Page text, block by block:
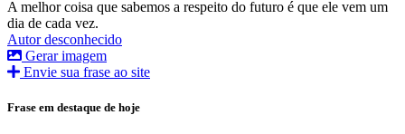
A melhor coisa que sabemos a respeito do futuro é que ele vem um
dia de cada vez.
Autor desconhecido
Gerar imagem
Envie sua frase ao site
Frase em destaque de hoje